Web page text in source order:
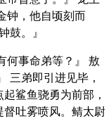
钟，他自顷刻而
鼓。』
何事命弟等？』 敖
三弟即引进见毕，
鲨鱼骁勇为前部，
督吐雾喷风。鲭太尉